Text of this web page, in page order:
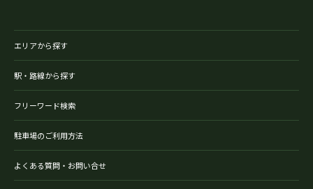
エリアから探す
駅・路線から探す
フリーワード検索
駐車場のご利用方法
よくある質問・お問い合せ